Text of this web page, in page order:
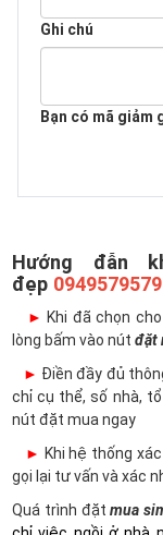
Ghi chú
Bạn có mã giảm
Hướng đẫn
đẹp 0949579579
► Khi đã chọn
lòng bấm vào nút đặt
► Điền đầy đủ
chỉ cụ thể, số nhà,
nút đặt mua ngay
► Khi hệ thống
gọi lại tư vấn và xác
Quá trình đặtmua